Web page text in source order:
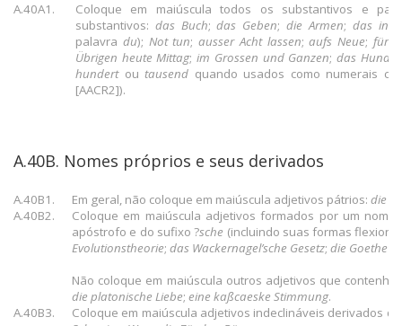
A.40A1.
Coloque em maiúscula todos os substantivos e
substantivos: das Buch;das Geben;die Armen; das
palavra du); Not tun;ausser Acht lassen;aufs Neue;fürs
Übrigen heute Mittag;im Grossen und Ganzen;das
hundertoutausend quando usados como numerais
[AACR2]).
A.40B. Nomes próprios e seus derivados
A.40B1. Em geral, não coloque em maiúscula adjetivos pátrios: die
A.40B2.
Coloque em maiúscula adjetivos formados por um
apóstrofo e do sufixo ?sche (incluindo suas formas
Evolutionstheorie; das Wackernagel’sche Gesetz; die
Não coloque em maiúscula outros adjetivos que
die platonische Liebe; eine kaßcaeske Stimmung.
A.40B3.
Coloque em maiúscula adjetivos indeclináveis derivados